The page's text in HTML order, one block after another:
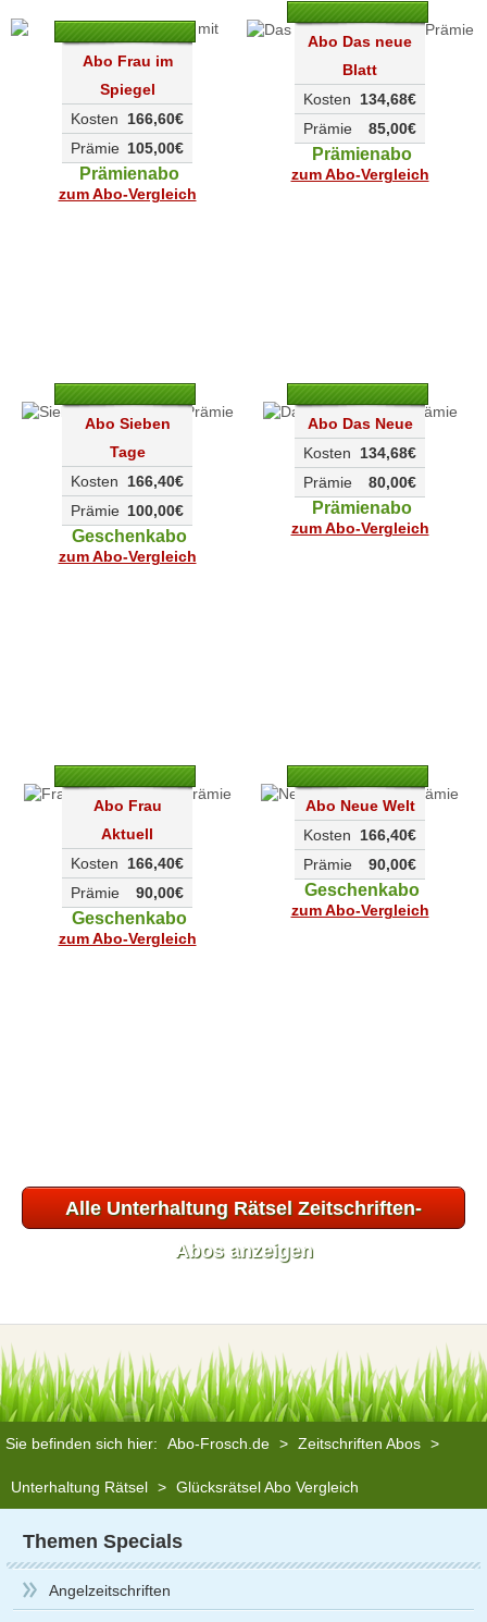
Abo Frau im
Spiegel
166,60€
Kosten
105,00€
Prämie
Prämienabo
zum Abo-Vergleich
Abo Das neue
Blatt
134,68€
Kosten
85,00€
Prämie
Prämienabo
zum Abo-Vergleich
Abo Sieben
Tage
166,40€
Kosten
100,00€
Prämie
Geschenkabo
zum Abo-Vergleich
Abo Das Neue
134,68€
Kosten
80,00€
Prämie
Prämienabo
zum Abo-Vergleich
Abo Frau
Aktuell
166,40€
Kosten
90,00€
Prämie
Geschenkabo
zum Abo-Vergleich
Abo Neue Welt
166,40€
Kosten
90,00€
Prämie
Geschenkabo
zum Abo-Vergleich
Alle Unterhaltung Rätsel Zeitschriften-
Abos anzeigen
Sie befinden sich hier: Abo-Frosch.de > Zeitschriften Abos >
Unterhaltung Rätsel > Glücksrätsel Abo Vergleich
Themen Specials
Angelzeitschriften